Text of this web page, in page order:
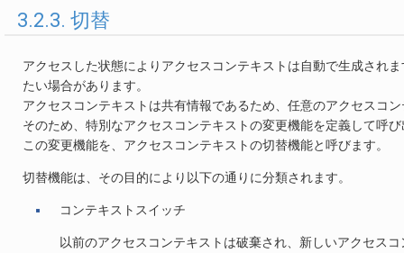
3.2.3. 切替
アクセスした状態によりアクセスコンテキストは自動で生成され
たい場合があります。
アクセスコンテキストは共有情報であるため、任意のアクセスコ
そのため、特別なアクセスコンテキストの変更機能を定義して呼
この変更機能を、アクセスコンテキストの切替機能と呼びます。
切替機能は、その目的により以下の通りに分類されます。
コンテキストスイッチ
以前のアクセスコンテキストは破棄され、新しいアクセス